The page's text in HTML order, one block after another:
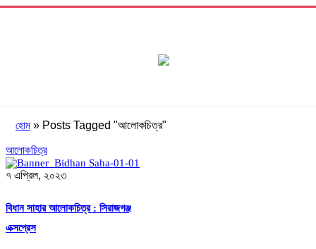
হোম » Posts Tagged "আলোকচিত্র"
আলোকচিত্র
৭ এপ্রিল, ২০২৩
বিধান সাহার আলোকচিত্র : সিরাজগঞ্জ
এক্সপ্রেস